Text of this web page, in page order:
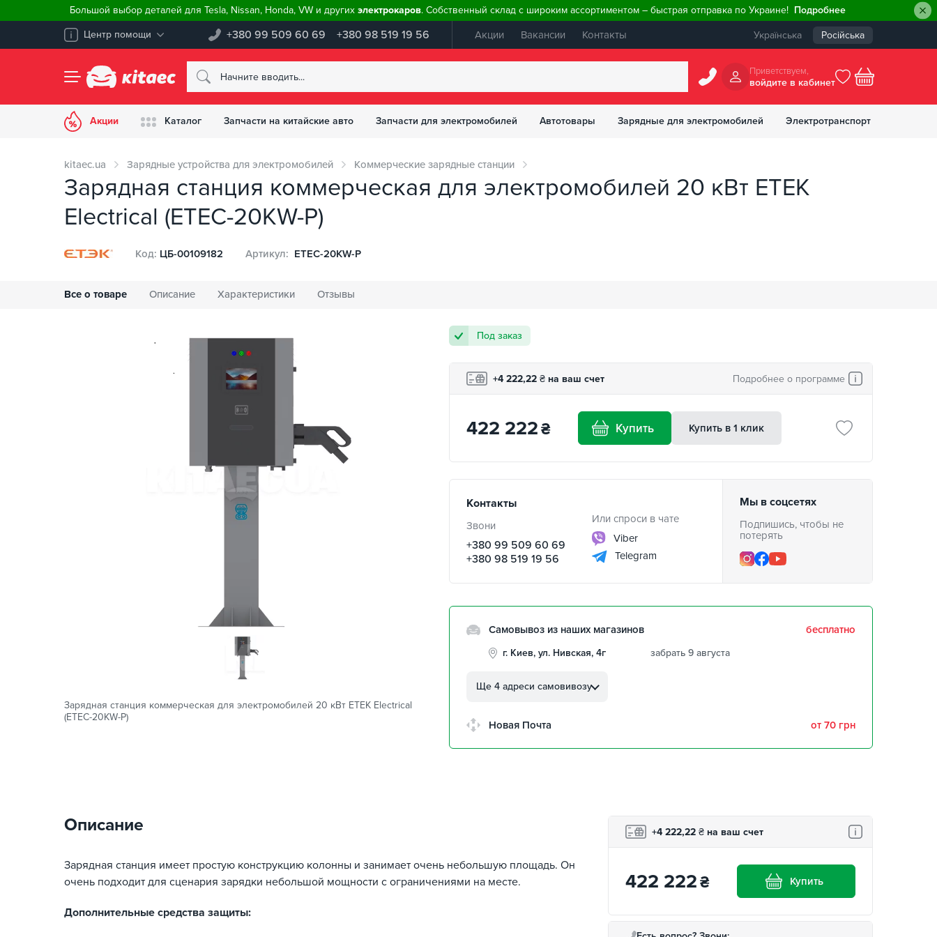
Большой выбор деталей для Tesla, Nissan, Honda, VW и других электрокаров. Собственный склад с широким ассортиментом – быстрая отправка по Украине! Подробнее
Центр помощи +380 99 509 60 69 +380 98 519 19 56 Акции Вакансии Контакты Українська Російська
Приветствуем,
войдите в кабинет
Акции Каталог Запчасти на китайские авто Запчасти для электромобилей Автотовары Зарядные для электромобилей Электротранспорт
kitaec.ua Зарядные устройства для электромобилей Коммерческие зарядные станции
Зарядная станция коммерческая для электромобилей 20 кВт ETEK
Electrical (ETEC-20KW-P)
Все о товаре Описание Характеристики Отзывы
Код: ЦБ-00109182 Артикул: ETEC-20KW-P
Зарядная станция коммерческая для электромобилей 20 кВт ETEK Electrical
(ETEC-20KW-P)
Под заказ
+4 222,22 ₴ на ваш счет Подробнее о программе
422 222₴ Купить Купить в 1 клик
Контакты
Звони
+380 99 509 60 69
+380 98 519 19 56
Или спроси в чате
Viber
Telegram
Мы в соцсетях
Подпишись, чтобы не
потерять
Самовывоз из наших магазинов бесплатно
г. Киев, ул. Нивская, 4г
забрать 9 августа
Автолюбителей, 8а
26
Ще 4 адреси самовивозу
Новая Почта от 70 грн
Описание
Зарядная станция имеет простую конструкцию колонны и занимает очень небольшую площадь. Он
очень подходит для сценария зарядки небольшой мощности с ограничениями на месте.
Дополнительные средства защиты:
+4 222,22 ₴ на ваш счет
422 222₴ Купить